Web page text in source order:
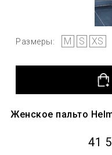
Размеры: M S XS
Женское пальто
41